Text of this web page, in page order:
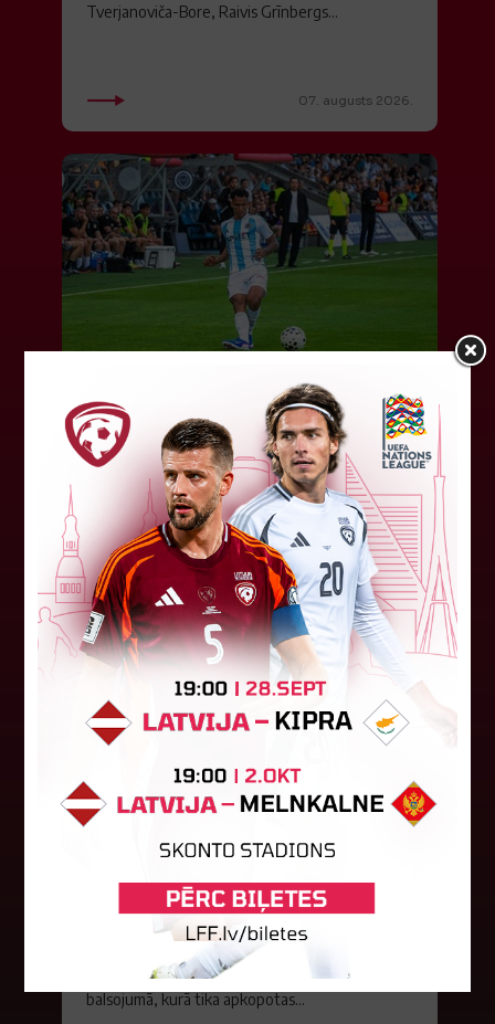
Tverjanoviča-Bore, Raivis Grīnbergs...
07. augusts 2026.
"Riga FC" iegūst handikapu, RFS
būs jāatspēlējas
Ceturtdienas vakarā savas spēles UEFA
Konferences līgas kvalifikācijas trešajā kārtā
aizvadīja divi Latvijas klubi. FC RFS izbraukumā ar
0:2 zaudēja Čehijas "Jablonec"...
06. augusts 2026.
atzīta Keita Zviedre
Par "LuckyBet" Sieviešu futbola līgas jūnija
labāko spēlētāju atzīta FS "Metta" spēlētāja
Keita Zviedre. Uzvarētāja tika noskaidrota
balsojumā, kurā tika apkopotas...